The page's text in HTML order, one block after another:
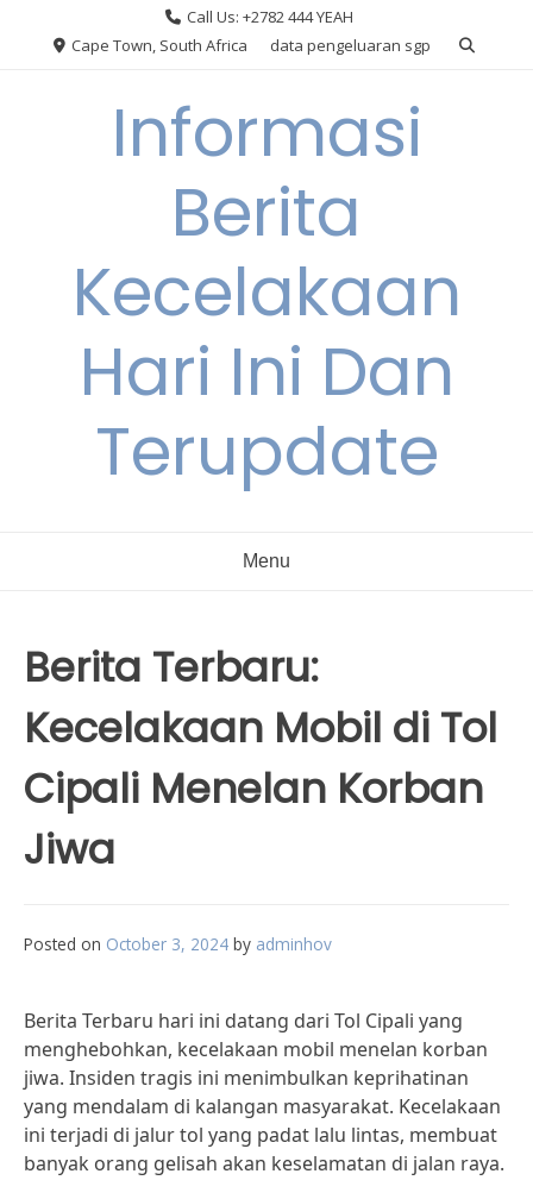
Call Us: +2782 444 YEAH
Cape Town, South Africa
data pengeluaran sgp
Informasi
Berita
Kecelakaan
Hari Ini Dan
Terupdate
Menu
Berita Terbaru:
Kecelakaan Mobil di Tol
Cipali Menelan Korban
Jiwa
Posted on October 3, 2024 by adminhov
Berita Terbaru hari ini datang dari Tol Cipali yang
menghebohkan, kecelakaan mobil menelan korban
jiwa. Insiden tragis ini menimbulkan keprihatinan
yang mendalam di kalangan masyarakat. Kecelakaan
ini terjadi di jalur tol yang padat lalu lintas, membuat
banyak orang gelisah akan keselamatan di jalan raya.